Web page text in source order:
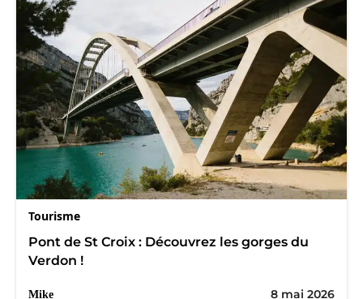
Tourisme
Pont de St Croix : Découvrez les gorges du
Verdon !
Mike 8 mai 2026